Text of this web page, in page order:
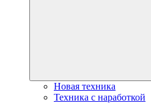
Новая техника
Техника с наработкой